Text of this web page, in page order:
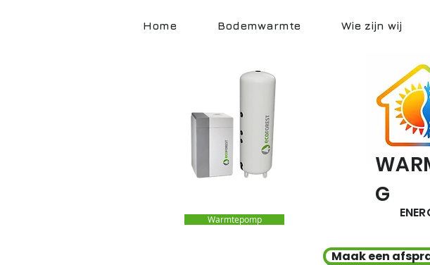
Home Bodemwarmte Wie zijn wij
Warmtepomp
G
Maak een